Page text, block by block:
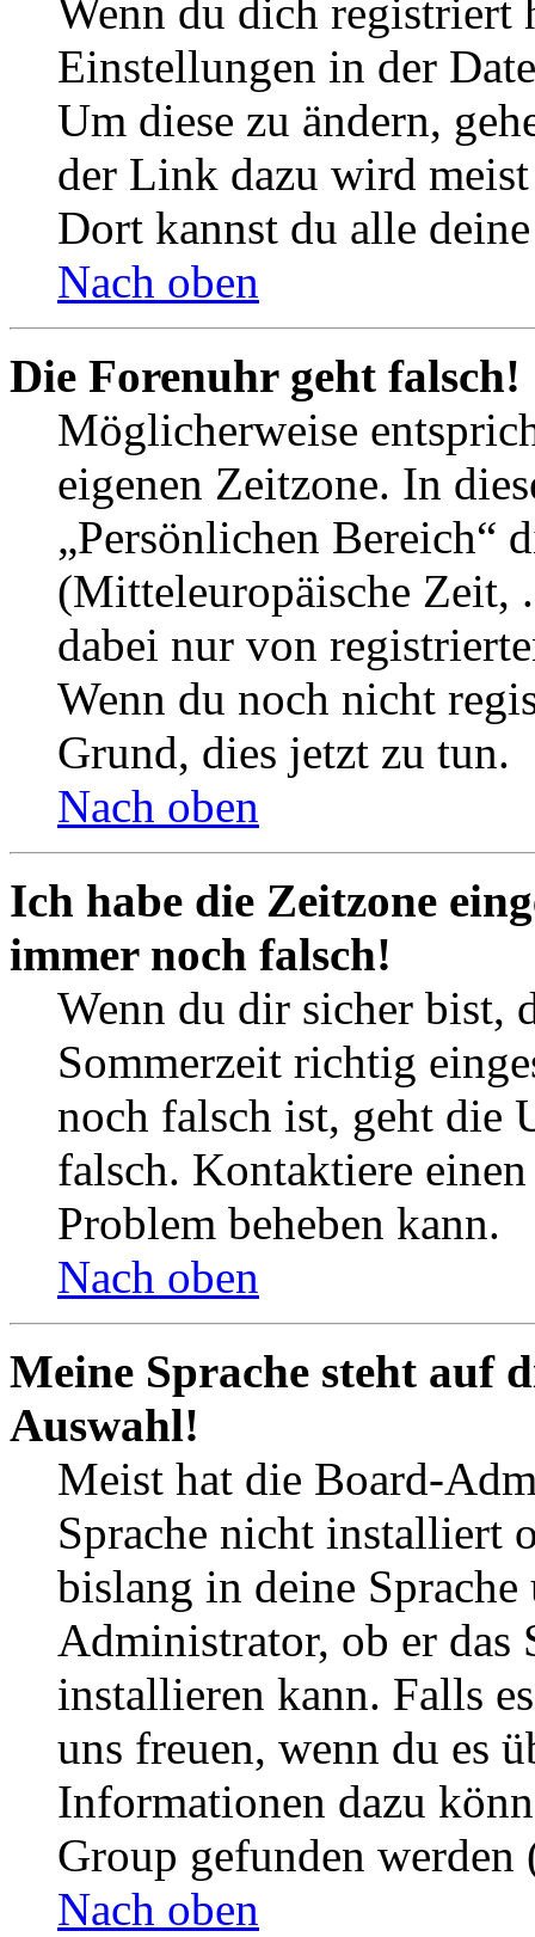
Wenn du dich registriert
Einstellungen in der
Um diese zu ändern,
der Link dazu wird
Dort kannst du alle
Nach oben
Die Forenuhr geht falsch!
Möglicherweise
eigenen Zeitzone. In
„Persönlichen Bereich“
(Mitteleuropäische Zeit,
dabei nur von
Wenn du noch nicht
Grund, dies jetzt zu tun.
Nach oben
Ich habe die Zeitzone
immer noch falsch!
Wenn du dir sicher bist,
Sommerzeit richtig
noch falsch ist, geht die
falsch. Kontaktiere
Problem beheben kann.
Nach oben
Meine Sprache steht auf
Auswahl!
Meist hat die Board-
Sprache nicht installiert
bislang in deine
Administrator, ob er das
installieren kann. Falls
uns freuen, wenn du es
Informationen dazu
Group gefunden
Nach oben